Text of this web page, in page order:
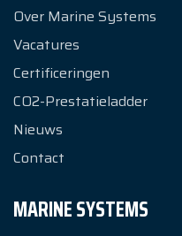
Over Marine Systems
Vacatures
Certificeringen
CO2-Prestatieladder
Nieuws
Contact
MARINE SYSTEMS